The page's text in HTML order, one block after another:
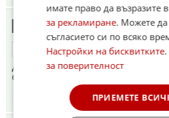
Оз. Ген.Румянцев
ОТГОВОР
ДЪРЖАВНИТЕ СЛУЖИТЕЛИ ДА СИ
ОСИГУРОВКИТЕ, ТОВА Е КЛЮЧЕТО
18.05.2026
имате право да възразите в
за рекламиране. Можете да
съгласието си по всяко
Настройки на бисквитките.
за поверителност
ПРИЕМЕТЕ